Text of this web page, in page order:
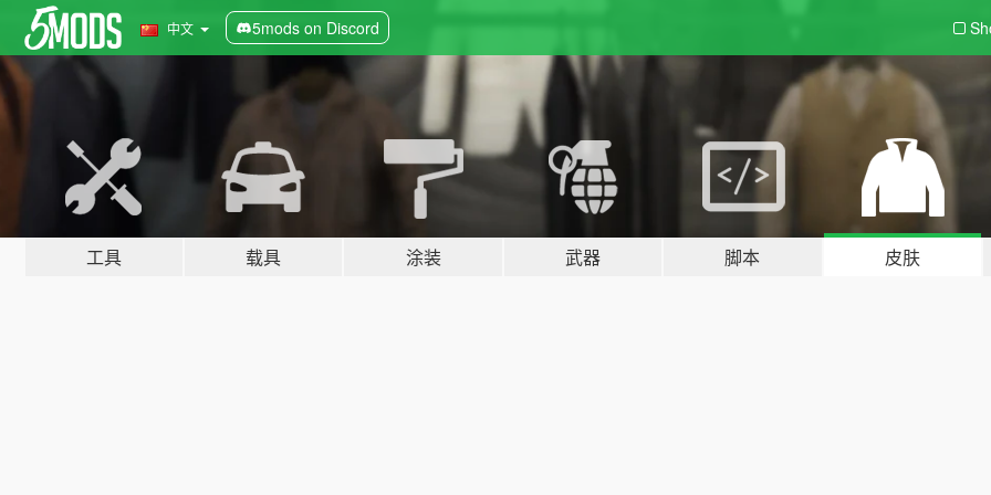
中文 5mods on Discord
工具 载具 涂装 武器 脚本 皮肤